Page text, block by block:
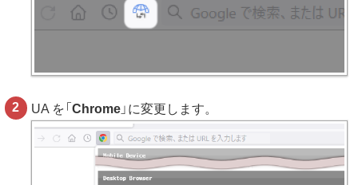
UA を「Chrome 」に変更します。